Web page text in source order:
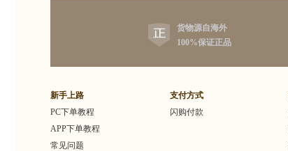
货物源自海外
100%保证正品
新手上路
PC下单教程
APP下单教程
常见问题
支付方式
闪购付款